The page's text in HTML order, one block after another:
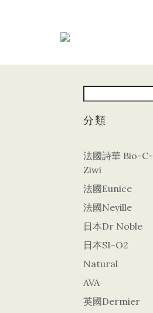
分類
法國詩華 Bio-C-
Ziwi
法國Eunice
法國Neville
日本Dr Noble
日本SI-O2
Natural
AVA
英國Dermier